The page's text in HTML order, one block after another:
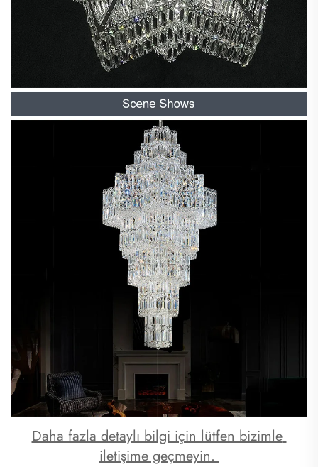
Daha fazla detaylı bilgi için lütfen bizimle
iletişime geçmeyin.